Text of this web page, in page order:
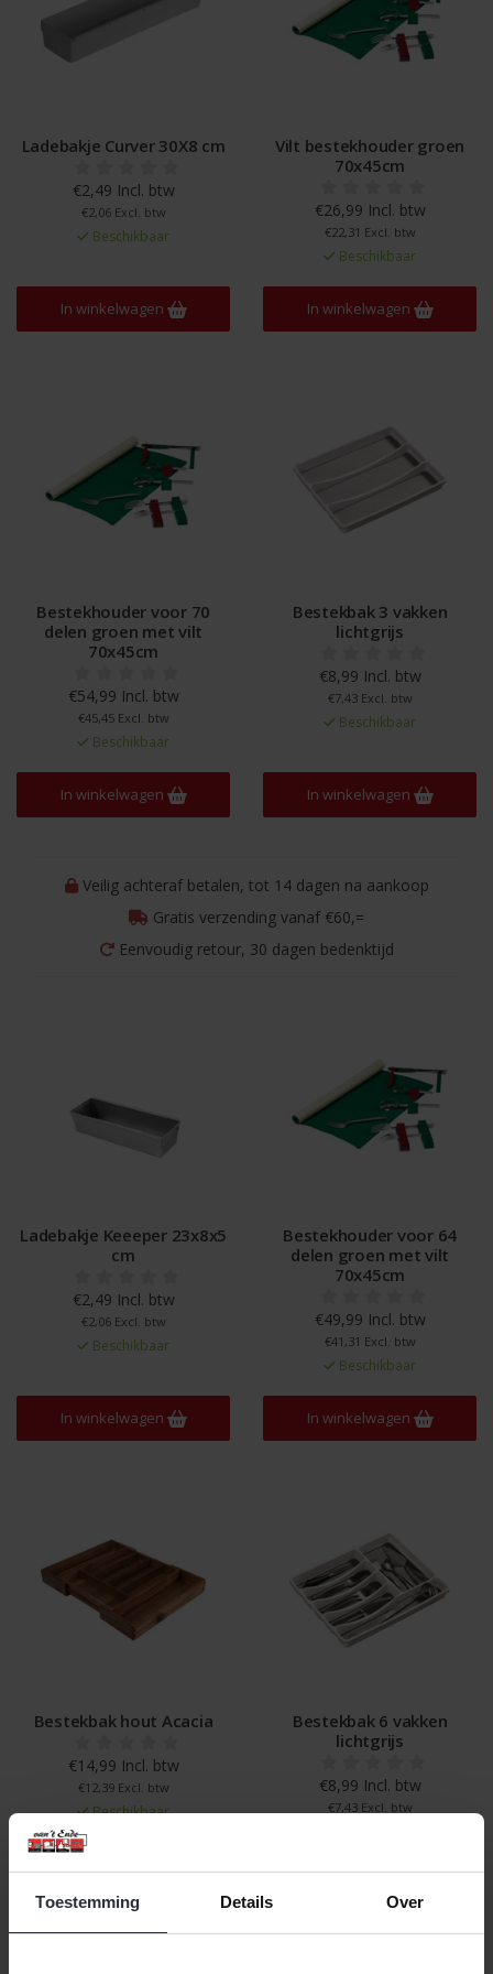
Toestemming Details Over
Ladebakje Curver 30X8 cm
€2,49 Incl. btw
€2,06 Excl. btw
Beschikbaar
In winkelwagen
Vilt bestekhouder groen
70x45cm
€26,99 Incl. btw
€22,31 Excl. btw
Beschikbaar
In winkelwagen
Bestekhouder voor 70
delen groen met vilt
70x45cm
€54,99 Incl. btw
€45,45 Excl. btw
Beschikbaar
In winkelwagen
Bestekbak 3 vakken
lichtgrijs
€8,99 Incl. btw
€7,43 Excl. btw
Beschikbaar
In winkelwagen
Veilig achteraf betalen, tot 14 dagen na aankoop
Gratis verzending vanaf €60,=
Eenvoudig retour, 30 dagen bedenktijd
Ladebakje Keeeper 23x8x5
cm
€2,49 Incl. btw
€2,06 Excl. btw
Beschikbaar
In winkelwagen
Bestekhouder voor 64
delen groen met vilt
70x45cm
€49,99 Incl. btw
€41,31 Excl. btw
Beschikbaar
In winkelwagen
Bestekbak hout Acacia
€14,99 Incl. btw
€12,39 Excl. btw
Beschikbaar
Bestekbak 6 vakken
lichtgrijs
€8,99 Incl. btw
€7,43 Excl. btw